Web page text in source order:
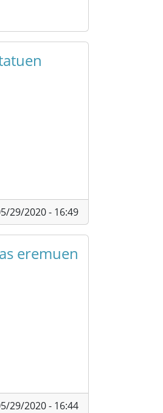
29/2020 - 16:49
eremuen
29/2020 - 16:44